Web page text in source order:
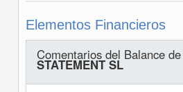
Elementos Financieros
Comentarios del Balance de
STATEMENT SL